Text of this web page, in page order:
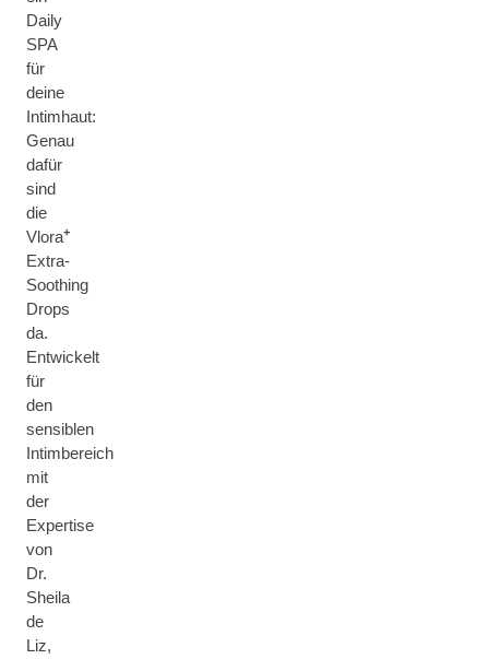
Daily
SPA
für
deine
Intimhaut:
Genau
dafür
sind
die
Vlora+
Extra-
Soothing
Drops
da.
Entwickelt
für
den
sensiblen
Intimbereich
mit
der
Expertise
von
Dr.
Sheila
de
Liz,